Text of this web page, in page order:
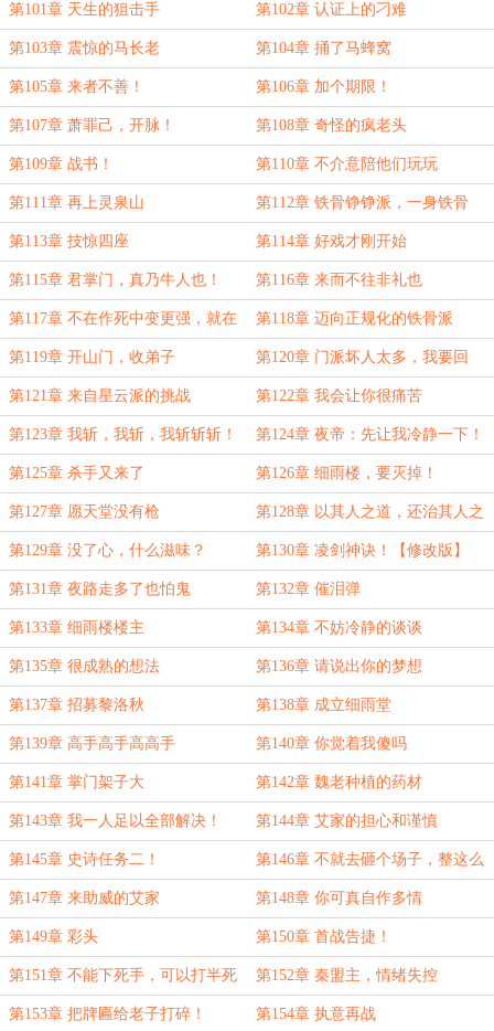
第101章 天生的狙击手 第102章 认证上的刁难
第103章 震惊的马长老 第104章 捅了马蜂窝
第105章 来者不善！ 第106章 加个期限！
第107章 萧罪己，开脉！ 第108章 奇怪的疯老头
第109章 战书！ 第110章 不介意陪他们玩玩
第111章 再上灵泉山 第112章 铁骨铮铮派，一身铁骨
第113章 技惊四座 第114章 好戏才刚开始
第115章 君掌门，真乃牛人也！ 第116章 来而不往非礼也
第117章 不在作死中变更强，就在
作死中唱凉凉
第118章 迈向正规化的铁骨派
第119章 开山门，收弟子 第120章 门派坏人太多，我要回
家！
第121章 来自星云派的挑战 第122章 我会让你很痛苦
第123章 我斩，我斩，我斩斩斩！ 第124章 夜帝：先让我冷静一下！
第125章 杀手又来了 第126章 细雨楼，要灭掉！
第127章 愿天堂没有枪 第128章 以其人之道，还治其人之
身
第129章 没了心，什么滋味？ 第130章 凌剑神诀！【修改版】
第131章 夜路走多了也怕鬼 第132章 催泪弹
第133章 细雨楼楼主 第134章 不妨冷静的谈谈
第135章 很成熟的想法 第136章 请说出你的梦想
第137章 招募黎洛秋 第138章 成立细雨堂
第139章 高手高手高高手 第140章 你觉着我傻吗
第141章 掌门架子大 第142章 魏老种植的药材
第143章 我一人足以全部解决！ 第144章 艾家的担心和谨慎
第145章 史诗任务二！ 第146章 不就去砸个场子，整这么
严肃干嘛
第147章 来助威的艾家 第148章 你可真自作多情
第149章 彩头 第150章 首战告捷！
第151章 不能下死手，可以打半死 第152章 秦盟主，情绪失控
第153章 把牌匾给老子打碎！ 第154章 执意再战